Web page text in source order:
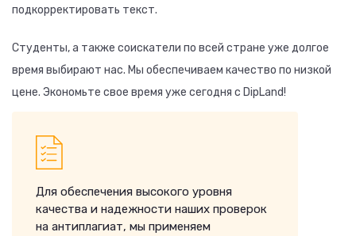
подкорректировать текст.
Студенты, а также соискатели по всей стране уже долгое
время выбирают нас. Мы обеспечиваем качество по низкой
цене. Экономьте свое время уже сегодня с DipLand!
Для обеспечения высокого уровня
качества и надежности наших проверок
на антиплагиат, мы применяем